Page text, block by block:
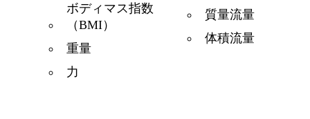
ボディマス指数
（BMI）
重量
力
質量流量
体積流量